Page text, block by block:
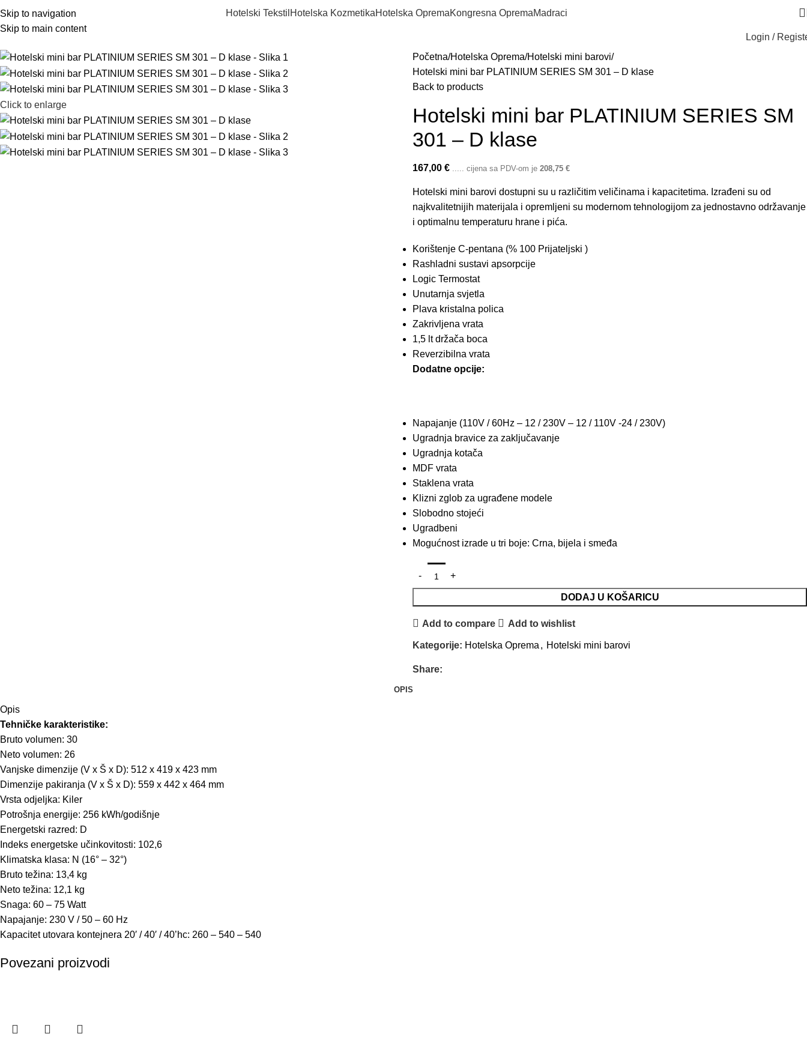
Skip to navigation
Skip to main content
Hotelski Tekstil Hotelska KozmetikaHotelska OpremaKongresna OpremaMadraci
Login /
Click to enlarge
Početna Hotelska Oprema Hotelski mini barovi
Hotelski mini bar PLATINIUM SERIES SM 301 – D klase
Back to products
Hotelski mini bar PLATINIUM SERIES SM
301 – D klase
167,00 € ..... cijena sa PDV-om je 208,75 €
Hotelski mini barovi dostupni su u različitim veličinama i kapacitetima. Izrađeni su od
najkvalitetnijih materijala i opremljeni su modernom tehnologijom za jednostavno održavanje
i optimalnu temperaturu hrane i pića.
Korištenje C-pentana (% 100 Prijateljski )
Rashladni sustavi apsorpcije
Logic Termostat
Unutarnja svjetla
Plava kristalna polica
Zakrivljena vrata
1,5 lt držača boca
Reverzibilna vrata
Dodatne opcije:
Napajanje (110V / 60Hz – 12 / 230V – 12 / 110V -24 / 230V)
Ugradnja bravice za zaključavanje
Ugradnja kotača
MDF vrata
Staklena vrata
Klizni zglob za ugrađene modele
Slobodno stojeći
Ugradbeni
Mogućnost izrade u tri boje: Crna, bijela i smeđa
DODAJ U KOŠARICU
Add to compare Add to wishlist
Kategorije: Hotelska Oprema , Hotelski mini barovi
Share:
OPIS
Opis
Tehničke karakteristike:
Bruto volumen: 30
Neto volumen: 26
Vanjske dimenzije (V x Š x D): 512 x 419 x 423 mm
Dimenzije pakiranja (V x Š x D): 559 x 442 x 464 mm
Vrsta odjeljka: Kiler
Potrošnja energije: 256 kWh/godišnje
Energetski razred: D
Indeks energetske učinkovitosti: 102,6
Klimatska klasa: N (16° – 32°)
Bruto težina: 13,4 kg
Neto težina: 12,1 kg
Snaga: 60 – 75 Watt
Napajanje: 230 V / 50 – 60 Hz
Kapacitet utovara kontejnera 20′ / 40′ / 40’hc: 260 – 540 – 540
Povezani proizvodi